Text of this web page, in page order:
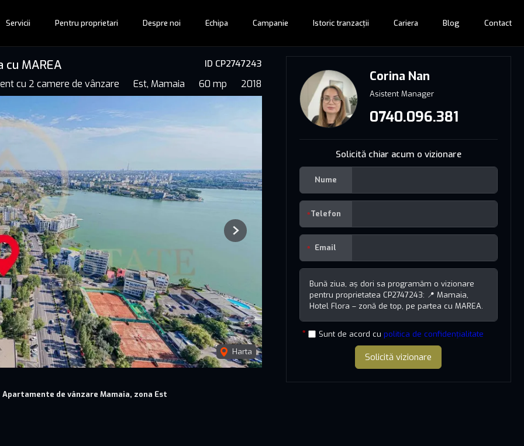
Servicii Pentru proprietari Despre noi Echipa Campanie Istoric tranzacții Cariera Blog Contact
ID CP2747243
cu MAREA
cu 2 camere de vânzare Est, Mamaia 60 mp 2018
Harta
Next
Apartamente de vânzare Mamaia, zona Est
Corina Nan
Asistent Manager
0740.096.381
Solicită chiar acum o vizionare
Nume
Telefon
Email
Sunt de acord cu politica de confidențialitate
Solicită vizionare